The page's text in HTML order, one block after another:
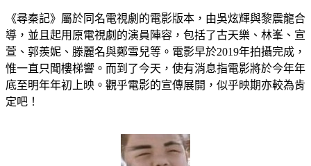
《尋秦記》屬於同名電視劇的電影版本，由吳炫輝與黎震龍合
導，並且起用原電視劇的演員陣容，包括了古天樂、林峯、宣
萱、郭羨妮、滕麗名與鄭雪兒等。電影早於2019年拍攝完成，
惟一直只聞樓梯響。而到了今天，使有消息指電影將於今年年
底至明年年初上映。觀乎電影的宣傳展開，似乎映期亦較為肯
定吧！